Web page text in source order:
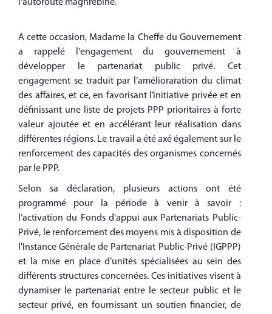
l'autoroute maghrébine.
A cette occasion, Madame la Cheffe du Gouvernement
a rappelé l'engagement du gouvernement à
développer le partenariat public privé. Cet
engagement se traduit par l’amélioraration du climat
des affaires, et ce, en favorisant l’initiative privée et en
définissant une liste de projets PPP prioritaires à forte
valeur ajoutée et en accélérant leur réalisation dans
différentes régions. Le travail a été axé également sur le
renforcement des capacités des organismes concernés
par le PPP.
Selon sa déclaration, plusieurs actions ont été
programmé pour la période à venir à savoir :
l’activation du Fonds d'appui aux Partenariats Public-
Privé, le renforcement des moyens mis à disposition de
l'Instance Générale de Partenariat Public-Privé (IGPPP)
et la mise en place d’unités spécialisées au sein des
différents structures concernées. Ces initiatives visent à
dynamiser le partenariat entre le secteur public et le
secteur privé, en fournissant un soutien financier, de